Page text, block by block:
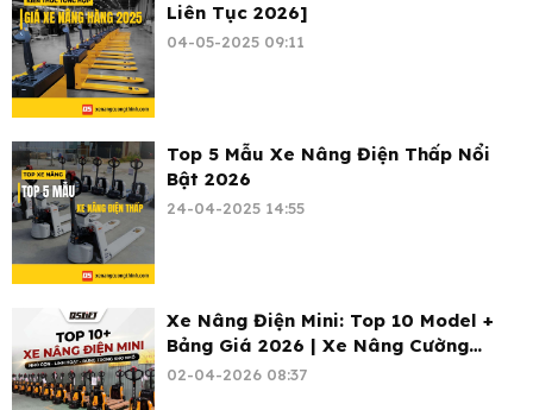
Liên Tục 2026]
04-05-2025 09:11
Top 5 Mẫu Xe Nâng Điện Thấp Nổi
Bật 2026
24-04-2025 14:55
Xe Nâng Điện Mini: Top 10 Model +
Bảng Giá 2026 | Xe Nâng Cường
Thịnh
02-04-2026 08:37